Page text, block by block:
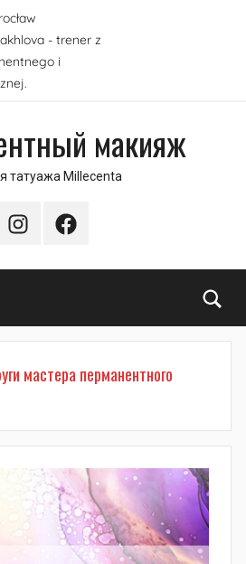
- trener z
i
макияж
татуажа Millecenta
InstagramFacebook
мастера перманентного